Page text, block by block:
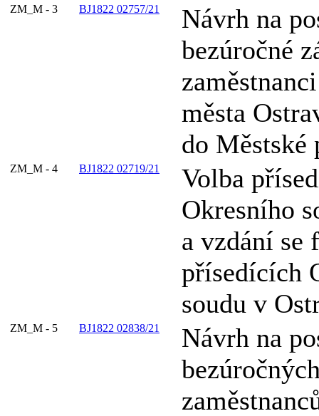
ZM_M - 3 BJ1822 02757/21
Návrh na
bezúročné
města
do Městské
ZM_M - 4 BJ1822 02719/21
Volba
Okresního
a vzdání se
přísedících
soudu v
ZM_M - 5 BJ1822 02838/21
Návrh na